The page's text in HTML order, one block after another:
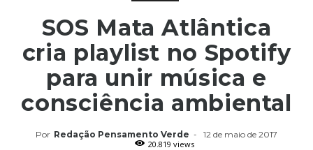
SOS Mata Atlântica
cria playlist no Spotify
para unir música e
consciência ambiental
Por Redação Pensamento Verde -
12 de maio de 2017
20.819 views